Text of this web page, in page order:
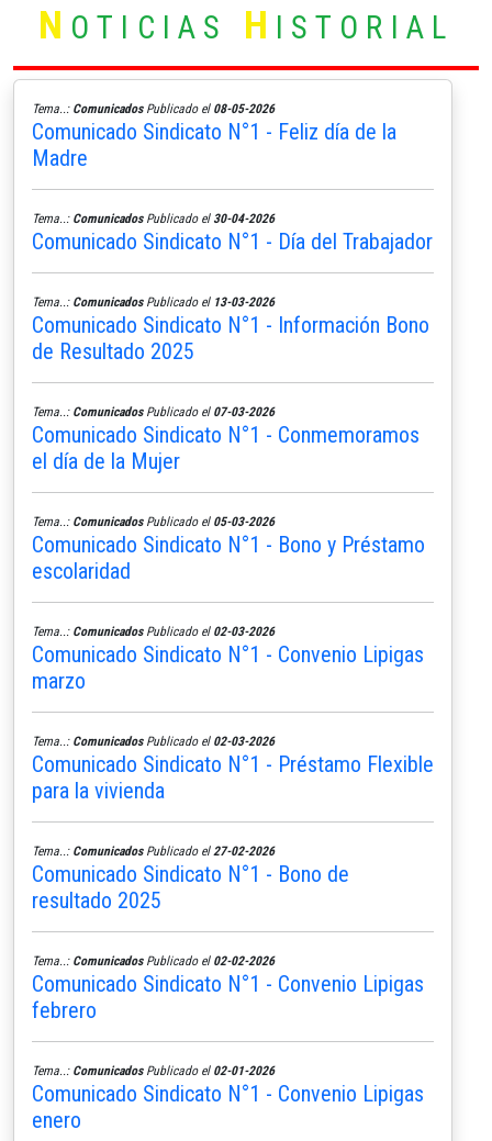
N OTICIAS H ISTORIAL
Tema..: ComunicadosPublicado el 08-05-2026
Comunicado Sindicato N°1 - Feliz día de la
Madre
Tema..: ComunicadosPublicado el 30-04-2026
Comunicado Sindicato N°1 - Día del Trabajador
Tema..: ComunicadosPublicado el 13-03-2026
Comunicado Sindicato N°1 - Información Bono
de Resultado 2025
Tema..: ComunicadosPublicado el 07-03-2026
Comunicado Sindicato N°1 - Conmemoramos
el día de la Mujer
Tema..: ComunicadosPublicado el 05-03-2026
Comunicado Sindicato N°1 - Bono y Préstamo
escolaridad
Tema..: ComunicadosPublicado el 02-03-2026
Comunicado Sindicato N°1 - Convenio Lipigas
marzo
Tema..: ComunicadosPublicado el 02-03-2026
Comunicado Sindicato N°1 - Préstamo Flexible
para la vivienda
Tema..: ComunicadosPublicado el 27-02-2026
Comunicado Sindicato N°1 - Bono de
resultado 2025
Tema..: ComunicadosPublicado el 02-02-2026
Comunicado Sindicato N°1 - Convenio Lipigas
febrero
Tema..: ComunicadosPublicado el 02-01-2026
Comunicado Sindicato N°1 - Convenio Lipigas
enero